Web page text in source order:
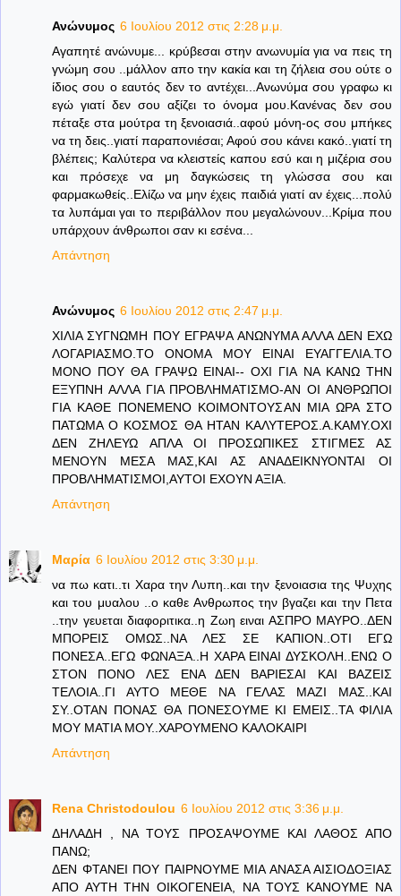
Ανώνυμος 6 Ιουλίου 2012 στις 2:28 μ.μ.
Αγαπητέ ανώνυμε... κρύβεσαι στην ανωνυμία για να πεις τη
γνώμη σου ..μάλλον απο την κακία και τη ζήλεια σου ούτε ο
ίδιος σου ο εαυτός δεν το αντέχει...Ανωνύμα σου γραφω κι
εγώ γιατί δεν σου αξίζει το όνομα μου.Κανένας δεν σου
πέταξε στα μούτρα τη ξενοιασιά..αφού μόνη-ος σου μπήκες
να τη δεις..γιατί παραπονιέσαι; Αφού σου κάνει κακό..γιατί τη
βλέπεις; Καλύτερα να κλειστείς καπου εσύ και η μιζέρια σου
και πρόσεχε να μη δαγκώσεις τη γλώσσα σου και
φαρμακωθείς..Ελίζω να μην έχεις παιδιά γιατί αν έχεις...πολύ
τα λυπάμαι γαι το περιβάλλον που μεγαλώνουν...Κρίμα που
υπάρχουν άνθρωποι σαν κι εσένα...
Απάντηση
Ανώνυμος 6 Ιουλίου 2012 στις 2:47 μ.μ.
ΧΙΛΙΑ ΣΥΓΝΩΜΗ ΠΟΥ ΕΓΡΑΨΑ ΑΝΩΝΥΜΑ ΑΛΛΑ ΔΕΝ ΕΧΩ
ΛΟΓΑΡΙΑΣΜΟ.ΤΟ ΟΝΟΜΑ ΜΟΥ ΕΙΝΑΙ ΕΥΑΓΓΕΛΙΑ.ΤΟ
ΜΟΝΟ ΠΟΥ ΘΑ ΓΡΑΨΩ ΕΙΝΑΙ-- ΟΧΙ ΓΙΑ ΝΑ ΚΑΝΩ ΤΗΝ
ΕΞΥΠΝΗ ΑΛΛΑ ΓΙΑ ΠΡΟΒΛΗΜΑΤΙΣΜΟ-ΑΝ ΟΙ ΑΝΘΡΩΠΟΙ
ΓΙΑ ΚΑΘΕ ΠΟΝΕΜΕΝΟ ΚΟΙΜΟΝΤΟΥΣΑΝ ΜΙΑ ΩΡΑ ΣΤΟ
ΠΑΤΩΜΑ Ο ΚΟΣΜΟΣ ΘΑ ΗΤΑΝ ΚΑΛΥΤΕΡΟΣ.Α.ΚΑΜΥ.ΟΧΙ
ΔΕΝ ΖΗΛΕΥΩ ΑΠΛΑ ΟΙ ΠΡΟΣΩΠΙΚΕΣ ΣΤΙΓΜΕΣ ΑΣ
ΜΕΝΟΥΝ ΜΕΣΑ ΜΑΣ,ΚΑΙ ΑΣ ΑΝΑΔΕΙΚΝΥΟΝΤΑΙ ΟΙ
ΠΡΟΒΛΗΜΑΤΙΣΜΟΙ,ΑΥΤΟΙ ΕΧΟΥΝ ΑΞΙΑ.
Απάντηση
Μαρία 6 Ιουλίου 2012 στις 3:30 μ.μ.
να πω κατι..τι Χαρα την Λυπη..και την ξενοιασια της Ψυχης
και του μυαλου ..ο καθε Ανθρωπος την βγαζει και την Πετα
..την γευεται διαφοριτικα..η Ζωη ειναι ΑΣΠΡΟ ΜΑΥΡΟ..ΔΕΝ
ΜΠΟΡΕΙΣ ΟΜΩΣ..ΝΑ ΛΕΣ ΣΕ ΚΑΠΙΟΝ..ΟΤΙ ΕΓΩ
ΠΟΝΕΣΑ..ΕΓΩ ΦΩΝΑΞΑ..Η ΧΑΡΑ ΕΙΝΑΙ ΔΥΣΚΟΛΗ..ΕΝΩ Ο
ΣΤΟΝ ΠΟΝΟ ΛΕΣ ΕΝΑ ΔΕΝ ΒΑΡΙΕΣΑΙ ΚΑΙ ΒΑΖΕΙΣ
ΤΕΛΟΙΑ..ΓΙ ΑΥΤΟ ΜΕΘΕ ΝΑ ΓΕΛΑΣ ΜΑΖΙ ΜΑΣ..ΚΑΙ
ΣΥ..ΟΤΑΝ ΠΟΝΑΣ ΘΑ ΠΟΝΕΣΟΥΜΕ ΚΙ ΕΜΕΙΣ..ΤΑ ΦΙΛΙΑ
ΜΟΥ ΜΑΤΙΑ ΜΟΥ..ΧΑΡΟΥΜΕΝΟ ΚΑΛΟΚΑΙΡΙ
Απάντηση
Rena Christodoulou 6 Ιουλίου 2012 στις 3:36 μ.μ.
ΔΗΛΑΔΗ , ΝΑ ΤΟΥΣ ΠΡΟΣΑΨΟΥΜΕ ΚΑΙ ΛΑΘΟΣ ΑΠΟ
ΠΑΝΩ;
ΔΕΝ ΦΤΑΝΕΙ ΠΟΥ ΠΑΙΡΝΟΥΜΕ ΜΙΑ ΑΝΑΣΑ ΑΙΣΙΟΔΟΞΙΑΣ
ΑΠΟ ΑΥΤΗ ΤΗΝ ΟΙΚΟΓΕΝΕΙΑ, ΝΑ ΤΟΥΣ ΚΑΝΟΥΜΕ ΝΑ